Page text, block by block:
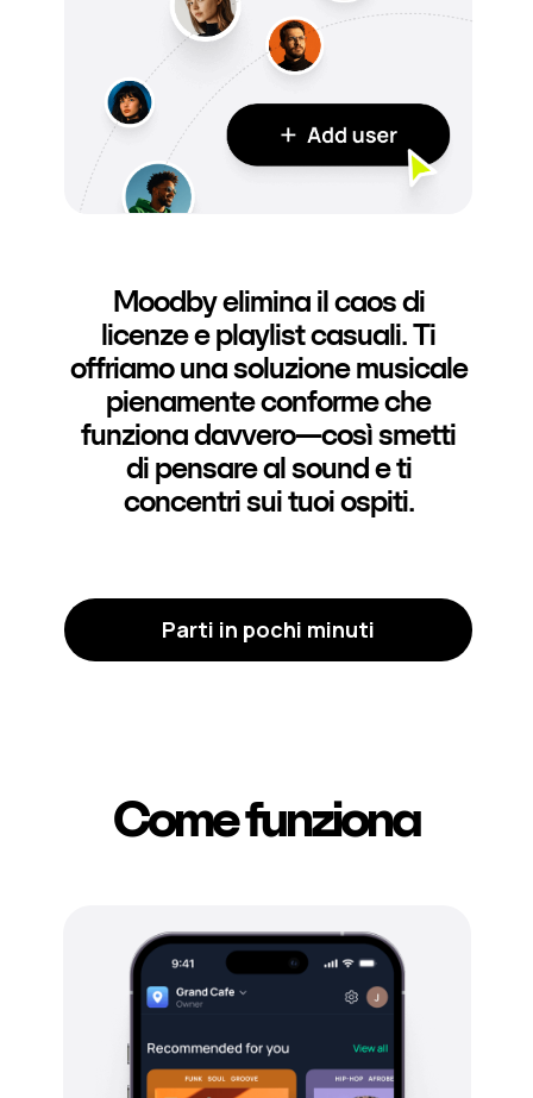
Moodby elimina il caos di
licenze e playlist casuali. Ti
offriamo una soluzione musicale
pienamente conforme che
funziona davvero—così smetti
di pensare al sound e ti
concentri sui tuoi ospiti.
Parti in pochi minuti
Come funziona